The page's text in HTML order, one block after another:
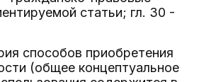
статьи; гл. 30 -
способов приобретения
(общее концептуальное